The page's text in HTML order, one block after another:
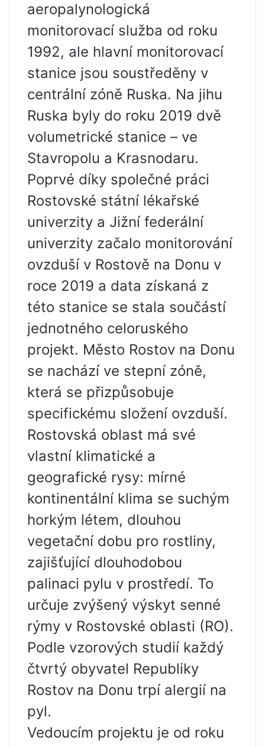
aeropalynologická
monitorovací služba od roku
1992, ale hlavní monitorovací
stanice jsou soustředěny v
centrální zóně Ruska. Na jihu
Ruska byly do roku 2019 dvě
volumetrické stanice – ve
Stavropolu a Krasnodaru.
Poprvé díky společné práci
Rostovské státní lékařské
univerzity a Jižní federální
univerzity začalo monitorování
ovzduší v Rostově na Donu v
roce 2019 a data získaná z
této stanice se stala součástí
jednotného celoruského
projekt. Město Rostov na Donu
se nachází ve stepní zóně,
která se přizpůsobuje
specifickému složení ovzduší.
Rostovská oblast má své
vlastní klimatické a
geografické rysy: mírné
kontinentální klima se suchým
horkým létem, dlouhou
vegetační dobu pro rostliny,
zajišťující dlouhodobou
palinaci pylu v prostředí. To
určuje zvýšený výskyt senné
rýmy v Rostovské oblasti (RO).
Podle vzorových studií každý
čtvrtý obyvatel Republiky
Rostov na Donu trpí alergií na
pyl.
Vedoucím projektu je od roku